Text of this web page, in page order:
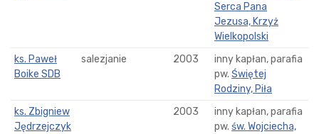
Serca Pana
Jezusa, Krzyż
Wielkopolski
ks. Paweł
Boike SDB
salezjanie 2003
inny kapłan, parafia
pw. Świętej
Rodziny, Piła
ks. Zbigniew
Jędrzejczyk
2003
inny kapłan, parafia
pw. św. Wojciecha,